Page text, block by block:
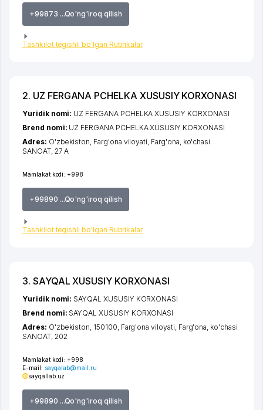
+99873 ...Qo'ng'iroq qilish
Tashkilot tegishli bo'lgan Rubrikalar
2. UZ FERGANA PCHELKA XUSUSIY KORXONASI
Mamlakat kodi: +998
+99890 ...Qo'ng'iroq qilish
Tashkilot tegishli bo'lgan Rubrikalar
Yuridik nomi: UZ FERGANA PCHELKA XUSUSIY KORXONASI
Brend nomi: UZ FERGANA PCHELKA XUSUSIY KORXONASI
Adres: O'zbekiston, Farg'ona viloyati, Farg'ona, ko'chasi
SANOAT, 27 A
3. SAYQAL XUSUSIY KORXONASI
Mamlakat kodi: +998
E-mail: sayqalab@mail.ru
sayqallab.uz
+99890 ...Qo'ng'iroq qilish
Yuridik nomi: SAYQAL XUSUSIY KORXONASI
Brend nomi: SAYQAL XUSUSIY KORXONASI
Adres: O'zbekiston, 150100, Farg'ona viloyati, Farg'ona, ko'chasi
SANOAT, 202